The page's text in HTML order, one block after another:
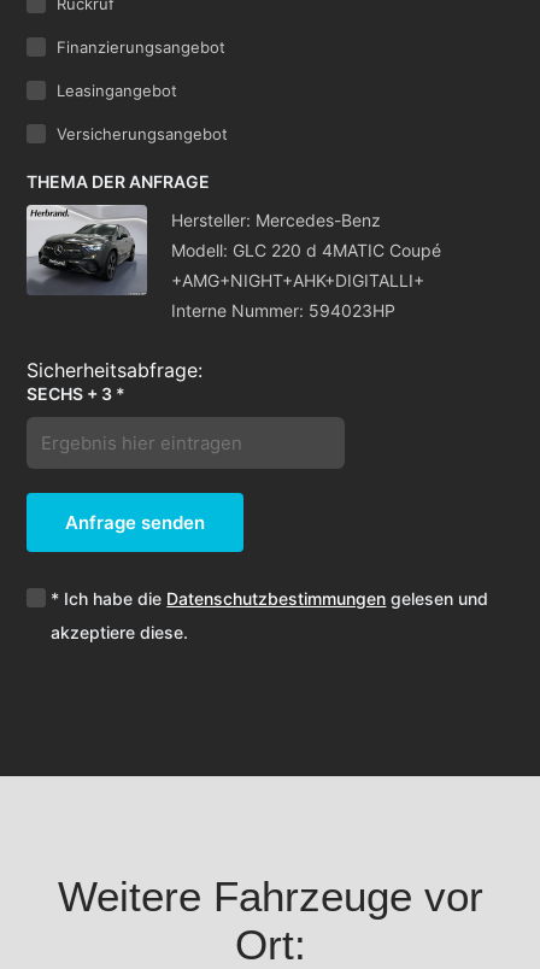
Finanzierungsangebot
Leasingangebot
Versicherungsangebot
THEMA DER ANFRAGE
Hersteller: Mercedes-Benz
Modell: GLC 220 d 4MATIC Coupé
+AMG+NIGHT+AHK+DIGITALLI+
Interne Nummer: 594023HP
SECHS + 3 *
Anfrage senden
* Ich habe die Datenschutzbestimmungen gelesen und
akzeptiere diese.
Weitere Fahrzeuge vor
Ort: